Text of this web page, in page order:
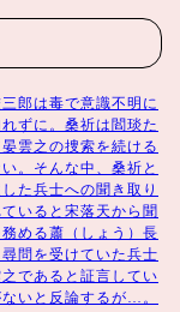
（とら）われ
且試天下（原
郎は毒で意識不明に
ずに。桑祈は閻琰た
雲之の捜索を続ける
。そんな中、桑祈と
た兵士への聞き取り
いると宋落天から聞
める蕭（しょう）長
問を受けていた兵士
であると証言してい
いと反論するが…。